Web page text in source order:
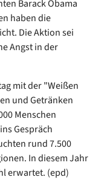
Barack Obama
haben die
Die Aktion sei
Angst in der
mit der "Weißen
und Getränken
Menschen
Gespräch
rund 7.500
In diesem Jahr
erwartet. (epd)